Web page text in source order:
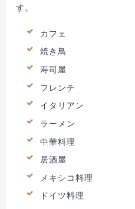
す。
カフェ
焼き鳥
寿司屋
フレンチ
イタリアン
ラーメン
中華料理
居酒屋
メキシコ料理
ドイツ料理